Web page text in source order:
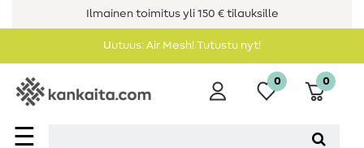
Ilmainen toimitus yli 150 € tilauksille
Uutuus: Air Mesh! Tutustu nyt!
☰
0 0